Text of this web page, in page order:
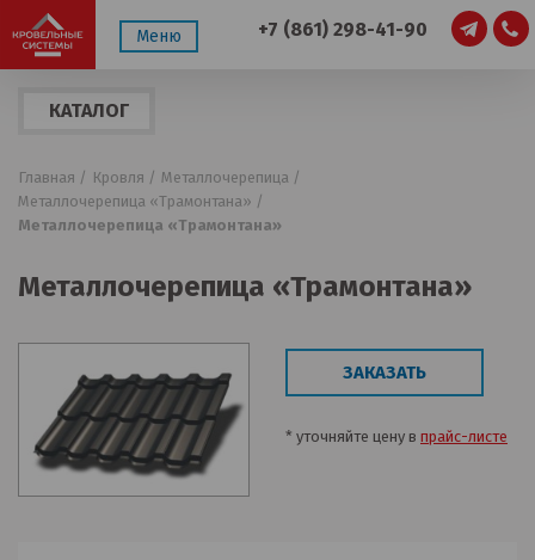
Меню +7 (861) 298-41-90
КАТАЛОГ
Главная / Кровля / Металлочерепица /
Металлочерепица «Трамонтана» /
Металлочерепица «Трамонтана»
Металлочерепица «Трамонтана»
ЗАКАЗАТЬ
* уточняйте цену в прайс-листе